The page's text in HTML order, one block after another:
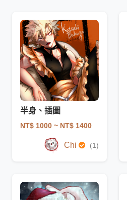
半身、插圖
NT$ 1000 ~ NT$ 1400
Chi (1)